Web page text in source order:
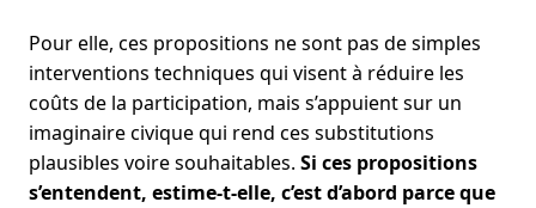
Pour elle, ces propositions ne sont pas de simples
interventions techniques qui visent à réduire les
coûts de la participation, mais s’appuient sur un
imaginaire civique qui rend ces substitutions
plausibles voire souhaitables. Si ces propositions
s’entendent, estime-t-elle, c’est d’abord parce que